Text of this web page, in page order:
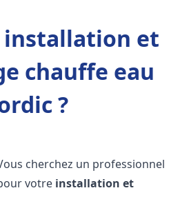
installation et
chauffe eau
?
cherchez un professionnel
votre installation et